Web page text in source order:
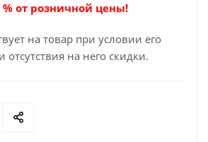
% от розничной цены!
на товар при условии его
отсутствия на него скидки.